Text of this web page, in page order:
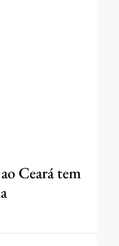
Ceará tem